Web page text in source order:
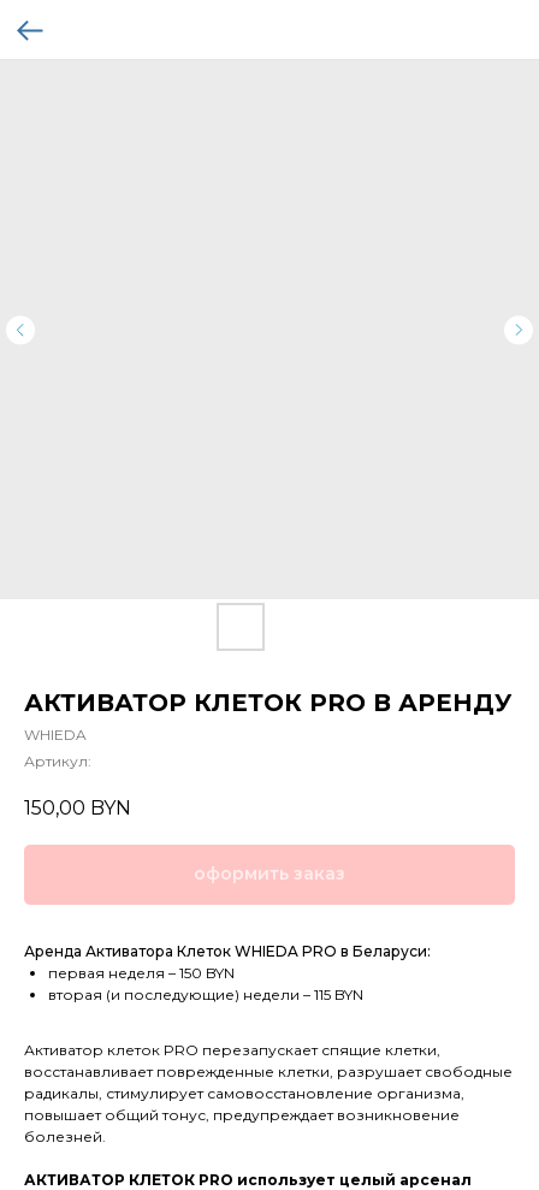
АКТИВАТОР КЛЕТОК PRO В АРЕНДУ
WHIEDA
Артикул:
150,00 BYN
оформить заказ
Аренда Активатора Клеток WHIEDA PRO в Беларуси:
первая неделя – 150 BYN
вторая (и последующие) недели – 115 BYN
Активатор клеток PRO перезапускает спящие клетки,
восстанавливает поврежденные клетки, разрушает свободные
радикалы, стимулирует самовосстановление организма,
повышает общий тонус, предупреждает возникновение
болезней.
АКТИВАТОР КЛЕТОК PRO использует целый арсенал